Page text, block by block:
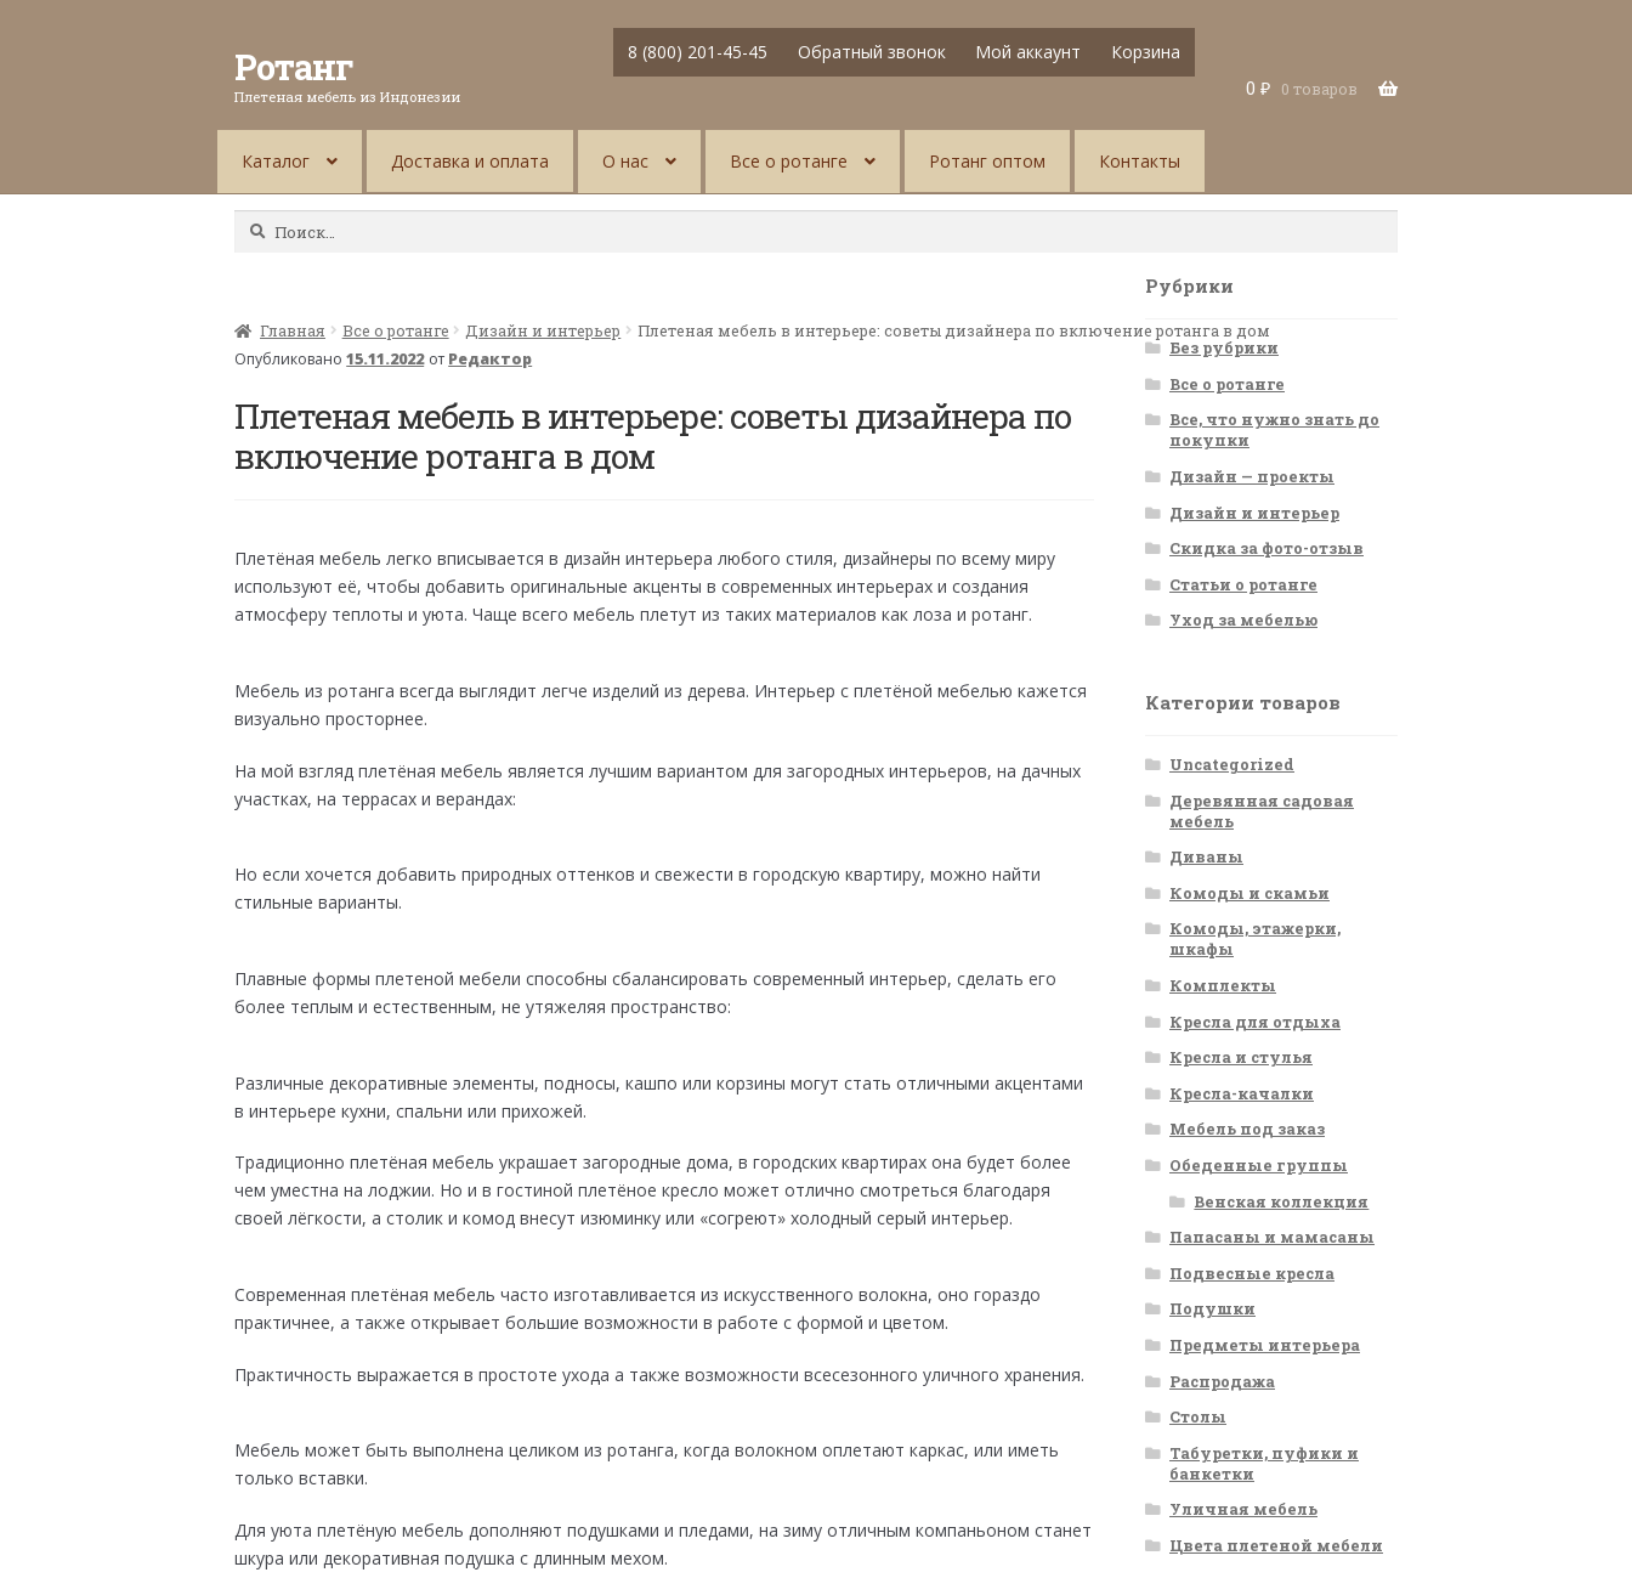
Ротанг
Плетеная мебель из Индонезии
8 (800) 201-45-45 Обратный звонок Мой аккаунт
Корзина
0 ₽ 0 товаров
Каталог Доставка и оплата О нас Все о ротанге Ротанг оптом Контакты
Найти:
Главная Все о ротанге Дизайн и интерьер Плетеная мебель в интерьере: советы дизайнера по включение ротанга в дом
Опубликовано15.11.2022 от Редактор
Плетеная мебель в интерьере: советы дизайнера по
включение ротанга в дом
Плетёная мебель легко вписывается в дизайн интерьера любого стиля, дизайнеры по всему миру
используют её, чтобы добавить оригинальные акценты в современных интерьерах и создания
атмосферу теплоты и уюта. Чаще всего мебель плетут из таких материалов как лоза и ротанг.
Мебель из ротанга всегда выглядит легче изделий из дерева. Интерьер с плетёной мебелью кажется
визуально просторнее.
На мой взгляд плетёная мебель является лучшим вариантом для загородных интерьеров, на дачных
участках, на террасах и верандах:
Но если хочется добавить природных оттенков и свежести в городскую квартиру, можно найти
стильные варианты.
Плавные формы плетеной мебели способны сбалансировать современный интерьер, сделать его
более теплым и естественным, не утяжеляя пространство:
Различные декоративные элементы, подносы, кашпо или корзины могут стать отличными акцентами
в интерьере кухни, спальни или прихожей.
Традиционно плетёная мебель украшает загородные дома, в городских квартирах она будет более
чем уместна на лоджии. Но и в гостиной плетёное кресло может отлично смотреться благодаря
своей лёгкости, а столик и комод внесут изюминку или «согреют» холодный серый интерьер.
Современная плетёная мебель часто изготавливается из искусственного волокна, оно гораздо
практичнее, а также открывает большие возможности в работе с формой и цветом.
Практичность выражается в простоте ухода а также возможности всесезонного уличного хранения.
Мебель может быть выполнена целиком из ротанга, когда волокном оплетают каркас, или иметь
только вставки.
Для уюта плетёную мебель дополняют подушками и пледами, на зиму отличным компаньоном станет
шкура или декоративная подушка с длинным мехом.
Рубрики
Без рубрики
Все о ротанге
Все, что нужно знать до
покупки
Дизайн — проекты
Дизайн и интерьер
Скидка за фото-отзыв
Статьи о ротанге
Уход за мебелью
Категории товаров
Uncategorized
Деревянная садовая
мебель
Диваны
Комоды и скамьи
Комоды, этажерки,
шкафы
Комплекты
Кресла для отдыха
Кресла и стулья
Кресла-качалки
Мебель под заказ
Обеденные группы
Венская коллекция
Папасаны и мамасаны
Подвесные кресла
Подушки
Предметы интерьера
Распродажа
Столы
Табуретки, пуфики и
банкетки
Уличная мебель
Цвета плетеной мебели